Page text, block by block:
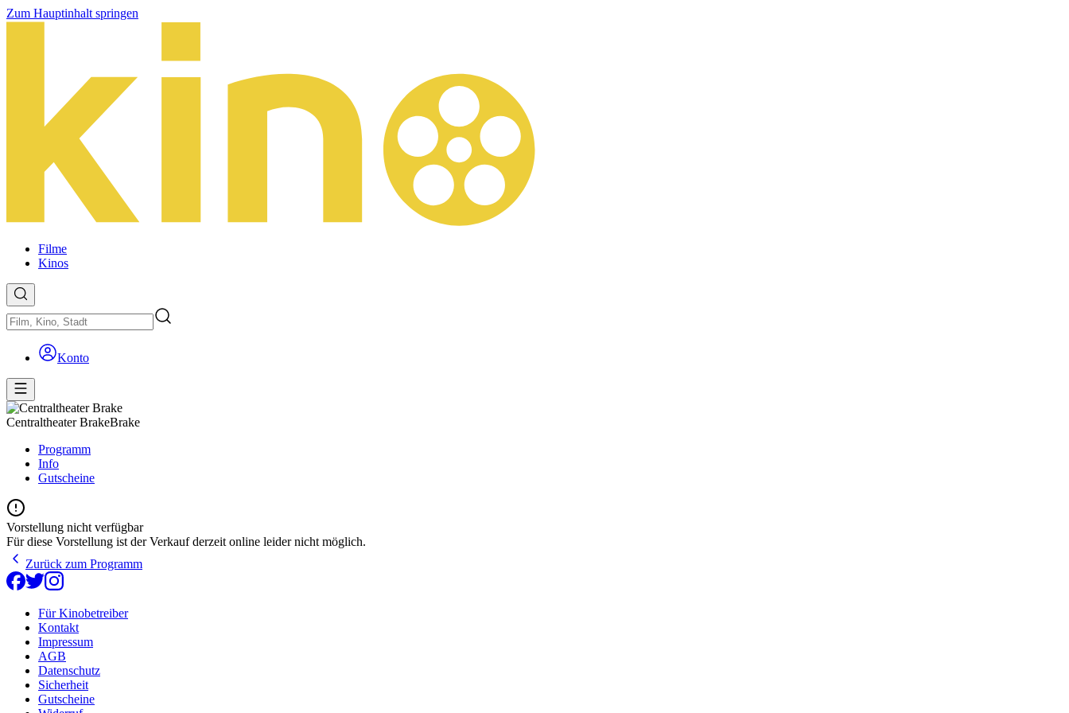
Zum Hauptinhalt springen
Filme
Kinos
Konto
Centraltheater BrakeBrake
Programm
Info
Gutscheine
Vorstellung nicht verfügbar
Für diese Vorstellung ist der Verkauf derzeit online leider nicht möglich.
Zurück zum Programm
Für Kinobetreiber
Kontakt
Impressum
AGB
Datenschutz
Sicherheit
Gutscheine